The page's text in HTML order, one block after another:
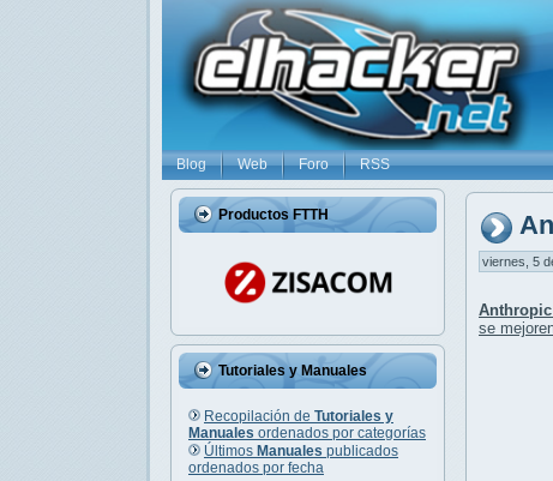
Blog Web Foro RSS
Productos FTTH
Tutoriales y Manuales
Recopilación de Tutoriales y
Manuales ordenados por categorías
Últimos Manuales publicados
ordenados por fecha
viernes, 5
Anthropic
se